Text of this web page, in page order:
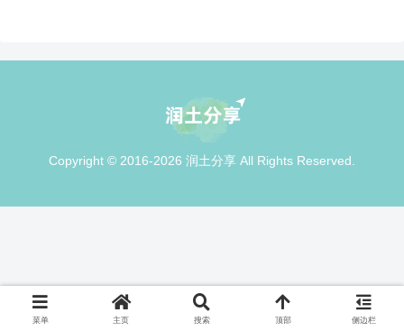
Copyright © 2016-2026 润土分享 All Rights Reserved.
菜单 主页 搜索 顶部 侧边栏